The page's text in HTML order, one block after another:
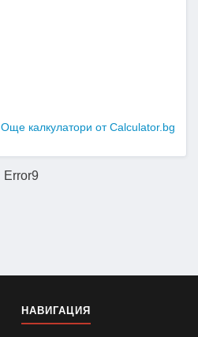
Още калкулатори от Calculator.bg
Error9
НАВИГАЦИЯ